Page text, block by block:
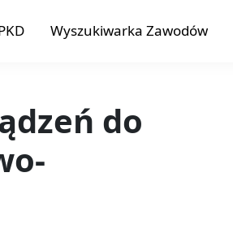
Wyszukiwarka Zawodów
do